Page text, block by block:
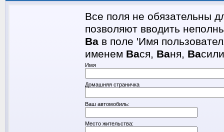
Все поля не обязательны
позволяют вводить
Ва в поле 'Имя
именем Вася, Ваня, Ва
Имя
Домашняя страничка
Ваш автомобиль:
Место жительства: